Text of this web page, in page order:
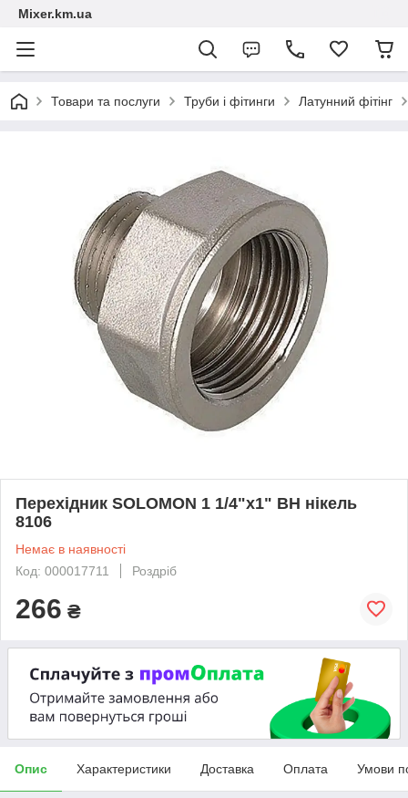
Mixer.km.ua
Товари та послуги Труби і фітинги Латунний фітінг
Перехідник SOLOMON 1 1/4"х1" ВН нікель
8106
Немає в наявності
Код: 000017711
Роздріб
266 ₴
Опис Характеристики Доставка Оплата Умови